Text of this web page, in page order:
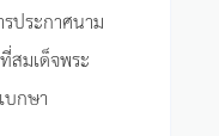
ประกาศนาม
มเด็จพระ
บกษา